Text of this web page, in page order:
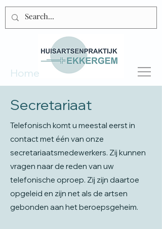
Home
Secretariaat
Telefonisch komt u meestal eerst in
contact met één van onze
secretariaatsmedewerkers. Zij kunnen
vragen naar de reden van uw
telefonische oproep. Zij zijn daartoe
opgeleid en zijn net als de artsen
gebonden aan het beroepsgeheim.